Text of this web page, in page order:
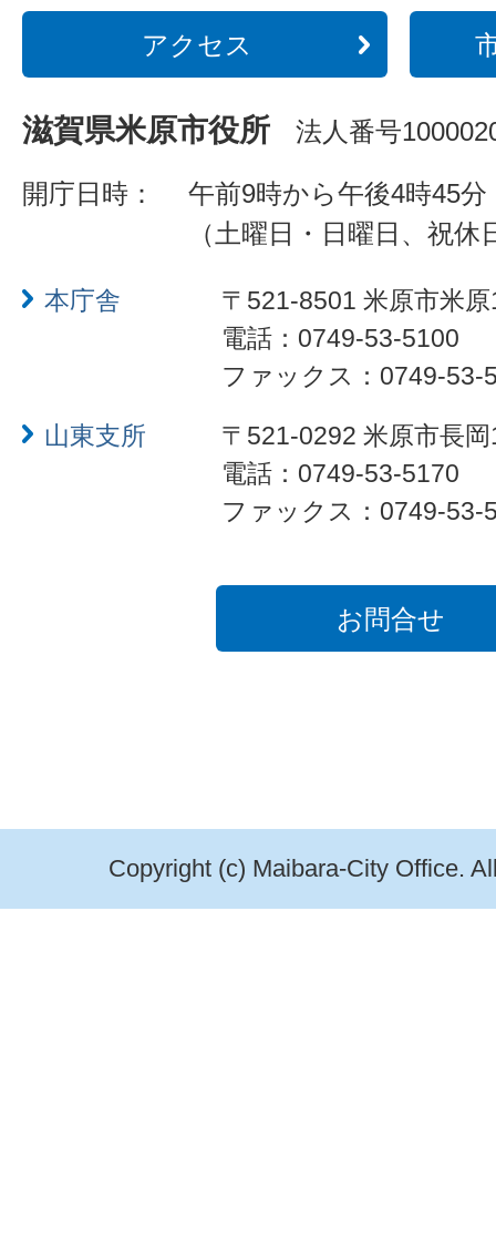
アクセス
滋賀県米原市役所 法人番号
開庁日時：
午前9時から午後4時45分
（土曜日・日曜日、祝
本庁舎
〒521-8501 米原市米
電話：0749-53-5100
ファックス：0749-53-
山東支所
〒521-0292 米原市長
電話：0749-53-5170
ファックス：0749-53-
お問合せ
Copyright (c) Maibara-City Office.